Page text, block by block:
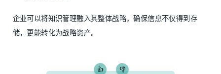
企业可以将知识管理融入其整体战略，确保信息不仅得到存
储，更能转化为战略资产。
👍 👎